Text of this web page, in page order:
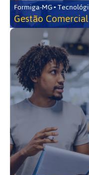
Formiga-MG •
Gestão